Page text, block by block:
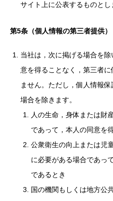
サイト上に公表するものとし
第5条（個人情報の第三者提供）
当社は，次に掲げる場合を
意を得ることなく，第三者
ません。ただし，個人情報
場合を除きます。
人の生命，身体または財
であって，本人の同意を
公衆衛生の向上または児
に必要がある場合であっ
であるとき
国の機関もしくは地方公